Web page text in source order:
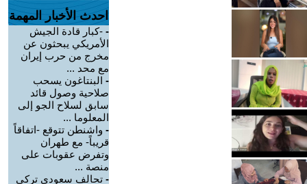
احدث الأخبار المهمة
- -كبار قادة الجيش
الأمريكي يبحثون عن
مخرج من حرب إيران
مع محد ...
- البنتاغون يسحب
صلاحية وصول قائد
سابق لسلاح الجو إلى
المعلوما ...
- واشنطن تتوقع -اتفاقاً
قريباً- مع طهران
وتفرض عقوبات على
منصة ...
- تحالف سعودي تركي